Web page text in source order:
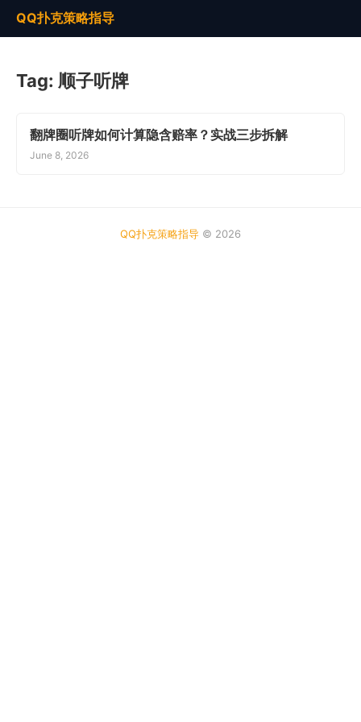
QQ扑克策略指导
Tag: 顺子听牌
翻牌圈听牌如何计算隐含赔率？实战三步拆解
June 8, 2026
QQ扑克策略指导 © 2026